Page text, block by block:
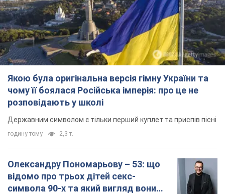
Якою була оригінальна версія гімну України та
чому її боялася Російська імперія: про це не
розповідають у школі
Державним символом є тільки перший куплет та приспів пісні
годину тому 2,3 т.
Олександру Пономарьову – 53: що
відомо про трьох дітей секс-
символа 90-х та який вигляд вони